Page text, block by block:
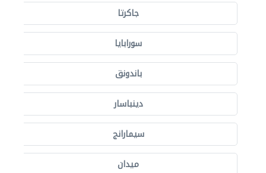
جاكرتا
سورابايا
باندونق
دينباسار
سيمارانج
ميدان